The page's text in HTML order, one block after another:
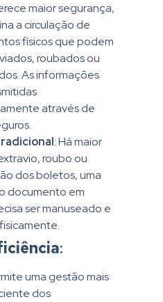
maior segurança,
a circulação de
físicos que podem
roubados ou
As informações
através de
: Há maior
roubo ou
dos boletos, uma
documento em
ser manuseado e
:
uma gestão mais
dos